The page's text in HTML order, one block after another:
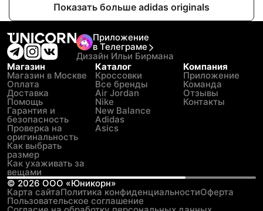
Показать больше adidas originals
Приложение
в Телеграме
Дизайн Ильи Бирмана
Магазин
Магазин в Москве
Оплата
Доставка
Помощь
Гарантия и
безопасность
Проверка на
оригинальность
Как выбрать
размер
Как ухаживать за
вещами
Каталог
Кроссовки
Все бренды
Air Jordan
Nike
New Balance
Adidas
Asics
Компания
Приложение
Команда
Отзывы
Контакты
© 2026 ООО «Юникорн»
Карта сайтаПолитика конфиденциальностиОферта
Пользовательское соглашение